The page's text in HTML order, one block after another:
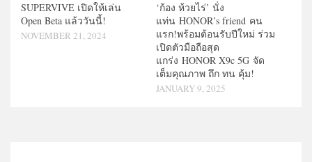
SUPERVIVE เปิดให้เล่น
Open Beta แล้ววันนี้!
NOVEMBER 21, 2024
‘ก้อง ห้วยไร่’ นั่ง
แท่น HONOR’s friend คน
แรก!พร้อมต้อนรับปีใหม่ ร่วม
เปิดตัวมือถือสุด
แกร่ง HONOR X9c 5G จัด
เต็มคุณภาพ ถึก ทน คุ้ม!
JANUARY 9, 2025